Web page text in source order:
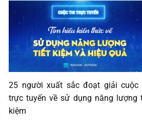
25 người xuất sắc đoạt giải cuộc
trực tuyến về sử dụng năng lượng
kiệm